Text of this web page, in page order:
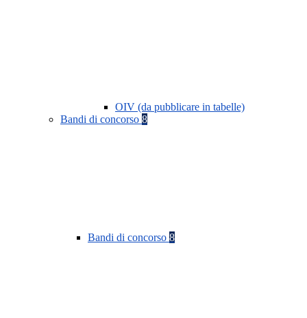
OIV (da pubblicare in tabelle)
Bandi di concorso 8
Bandi di concorso 8